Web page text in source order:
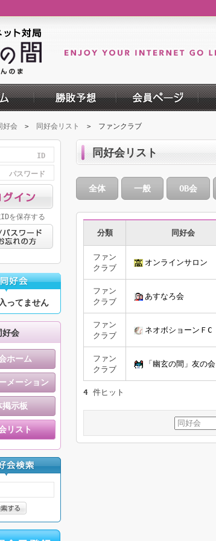
好会 > 同好会リスト > ファンクラブ
ID
パスワード
を保存する
ってません
好会
ホーム
メーション
掲示板
リスト
同好会リスト
全体 一般 OB会
分類 同好会
ファン
クラブ
オンラインサロン
ファン
クラブ
あすなろ会
ファン
クラブ
ネオボショーンＦC
ファン
クラブ
「幽玄の間」友の会
4 件ヒット